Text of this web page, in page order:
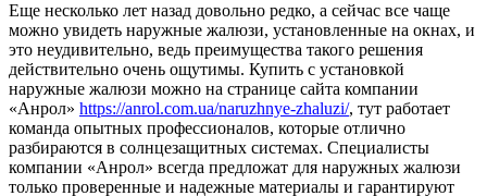
Еще несколько лет назад довольно редко, а сейчас все чаще
можно увидеть наружные жалюзи, установленные на окнах, и
это неудивительно, ведь преимущества такого решения
действительно очень ощутимы. Купить с установкой
наружные жалюзи можно на странице сайта компании
«Анрол» https://anrol.com.ua/naruzhnye-zhaluzi/, тут работает
команда опытных профессионалов, которые отлично
разбираются в солнцезащитных системах. Специалисты
компании «Анрол» всегда предложат для наружных жалюзи
только проверенные и надежные материалы и гарантируют